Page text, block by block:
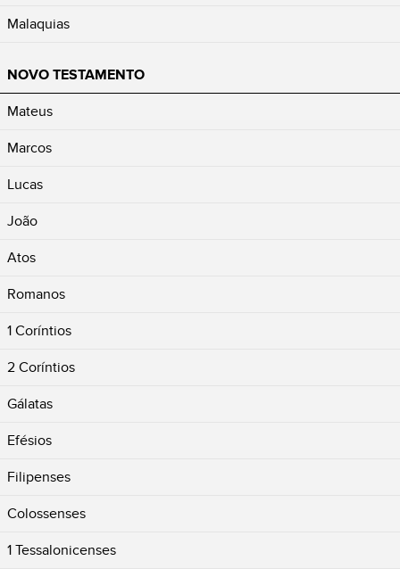
Malaquias
NOVO TESTAMENTO
Mateus
Marcos
Lucas
João
Atos
Romanos
1 Coríntios
2 Coríntios
Gálatas
Efésios
Filipenses
Colossenses
1 Tessalonicenses